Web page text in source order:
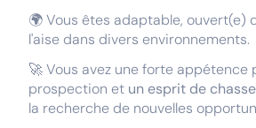
🌍 Vous êtes adaptable, ouvert(e)
l'aise dans divers environnements.
🚀 Vous avez une forte appétence
prospection et un esprit de
la recherche de nouvelles